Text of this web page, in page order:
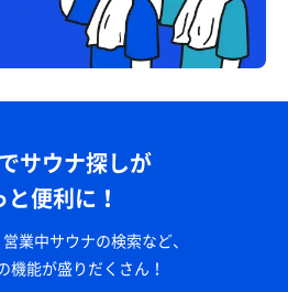
サウナ探しが
と便利に！
業中サウナの検索など、
機能が盛りだくさん！